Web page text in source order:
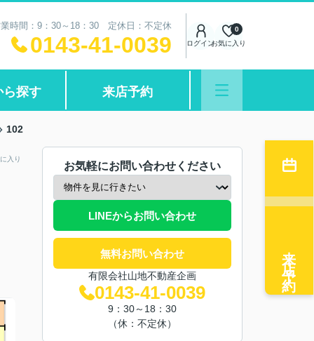
時間：9：30～18：30 定休日：不定休
0143-41-0039 ログインお気に入り
0
ら探す 来店予約
102
入り
お気軽にお問い合わせください
LINEからお問い合わせ
無料お問い合わせ
有限会社山地不動産企画
0143-41-0039
9：30～18：30
（休：不定休）
来店予約